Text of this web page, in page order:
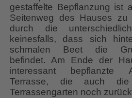
gestaffelte Bepflanzung ist
Seitenweg des Hauses
durch die
keinesfalls, dass sich
schmalen Beet die
befindet. Am Ende der
interessant bepflanzte
Terrasse, die auch
Terrassengarten noch